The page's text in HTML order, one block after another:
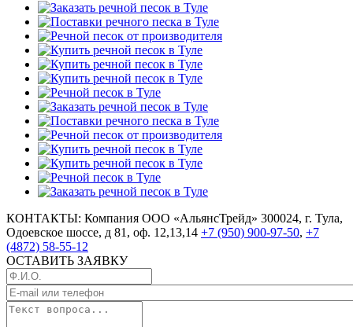
КОНТАКТЫ: Компания ООО «АльянсТрейд» 300024, г. Тула,
Одоевское шоссе, д 81, оф. 12,13,14 +7 (950) 900-97-50, +7
(4872) 58-55-12
ОСТАВИТЬ ЗАЯВКУ